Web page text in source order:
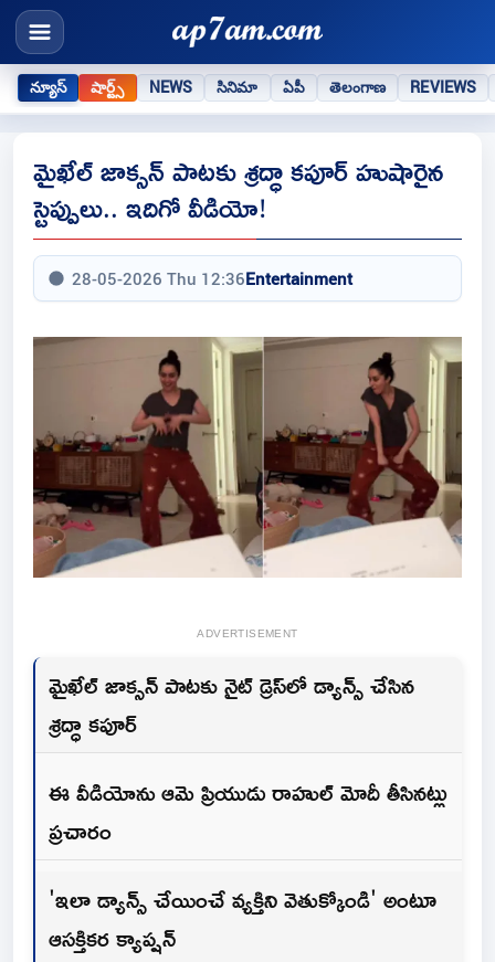
న్యూస్ షార్ట్స్ NEWS సినిమా ఏపీ తెలంగాణ REVIEWS
మైఖేల్ జాక్సన్ పాటకు శ్రద్ధా కపూర్ హుషారైన
స్టెప్పులు.. ఇదిగో వీడియో!
28-05-2026 Thu 12:36Entertainment
ADVERTISEMENT
మైఖేల్ జాక్సన్ పాటకు నైట్ డ్రెస్‌లో డ్యాన్స్ చేసిన
శ్రద్ధా కపూర్
ఈ వీడియోను ఆమె ప్రియుడు రాహుల్ మోదీ తీసినట్లు
ప్రచారం
'ఇలా డ్యాన్స్ చేయించే వ్యక్తిని వెతుక్కోండి' అంటూ
ఆసక్తికర క్యాప్షన్